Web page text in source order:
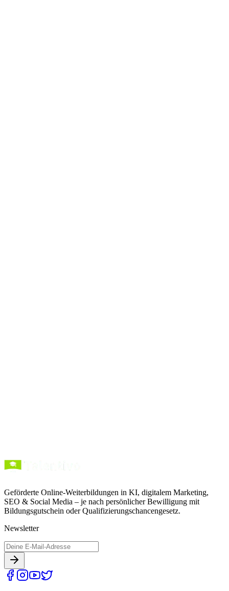
Geförderte Online-Weiterbildungen in KI, digitalem Marketing,
SEO & Social Media – je nach persönlicher Bewilligung mit
Bildungsgutschein oder Qualifizierungschancengesetz.
Newsletter